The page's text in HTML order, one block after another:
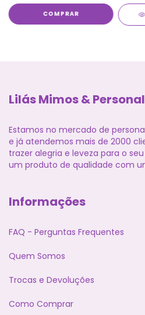
COMPRAR
Lilás Mimos &
Estamos no mercado de
e já atendemos mais de 2000
trazer alegria e leveza para o
um produto de qualidade com
Informações
FAQ - Perguntas Frequentes
Quem Somos
Trocas e Devoluções
Como Comprar